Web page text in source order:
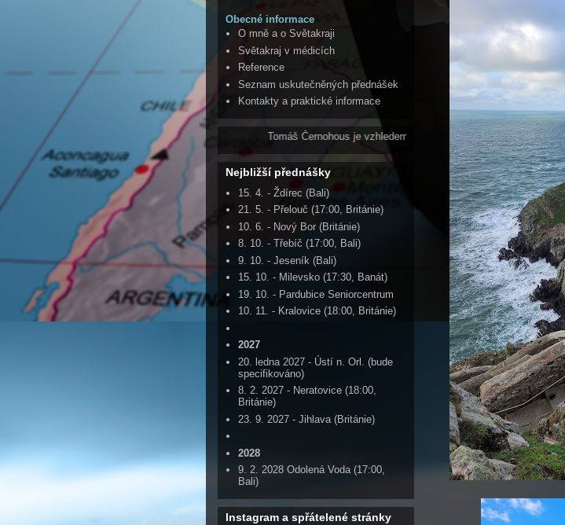
Obecné informace
O mně a o Světakraji
Světakraj v médicích
Reference
Seznam uskutečněných přednášek
Kontakty a praktické informace
Tomáš Černohous je vzhledem ke svému věku, vystupování a zaujetí pro věc
Nejbližší přednášky
15. 4. - Ždírec (Bali)
21. 5. - Přelouč (17:00, Británie)
10. 6. - Nový Bor (Británie)
8. 10. - Třebíč (17:00, Bali)
9. 10. - Jeseník (Bali)
15. 10. - Milevsko (17:30, Banát)
19. 10. - Pardubice Seniorcentrum
10. 11. - Kralovice (18:00, Británie)
2027
20. ledna 2027 - Ústí n. Orl. (bude
specifikováno)
8. 2. 2027 - Neratovice (18:00,
Británie)
23. 9. 2027 - Jihlava (Británie)
2028
9. 2. 2028 Odolená Voda (17:00,
Bali)
Instagram a spřátelené stránky